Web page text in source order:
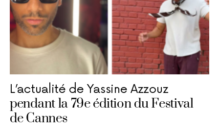
L’actualité de Yassine Azzouz
pendant la 79e édition du Festival
de Cannes